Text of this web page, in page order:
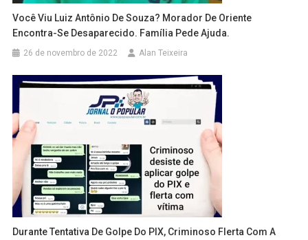
Você Viu Luiz Antônio De Souza? Morador De Oriente
Encontra-Se Desaparecido. Família Pede Ajuda.
26 de novembro de 2022 Alan Teixeira
Durante Tentativa De Golpe Do PIX, Criminoso Flerta Com A